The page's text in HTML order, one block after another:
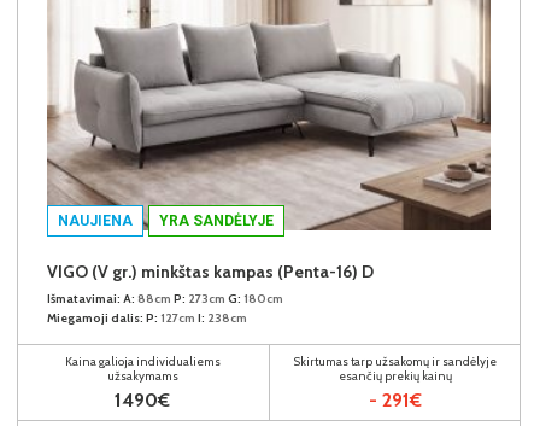
NAUJIENA YRA SANDĖLYJE
VIGO (V gr.) minkštas kampas (Penta-16) D
Išmatavimai: A: 88cm P: 273cm G: 180cm
Miegamoji dalis: P: 127cm I: 238cm
Kaina galioja individualiems
užsakymams
1490€
Skirtumas tarp užsakomų ir sandėlyje
esančių prekių kainų
- 291€